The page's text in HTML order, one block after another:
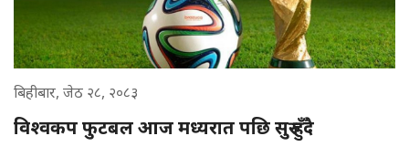
बिहीबार, जेठ २८, २०८३
विश्वकप फुटबल आज मध्यरात पछि सुरु हुँदै